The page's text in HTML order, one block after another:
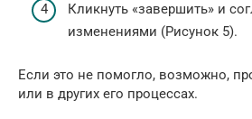
Кликнуть «завершить» и
изменениями (Рисунок 5).
Если это не помогло, возможно,
или в других его процессах.